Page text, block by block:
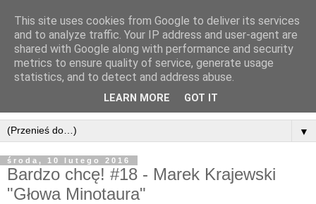
▼
środa, 10 lutego 2016
Bardzo chcę! #18 - Marek Krajewski
"Głowa Minotaura"
This site uses cookies from Google to deliver its services
and to analyze traffic. Your IP address and user-agent are
shared with Google along with performance and security
metrics to ensure quality of service, generate usage
statistics, and to detect and address abuse.
LEARN MORE GOT IT